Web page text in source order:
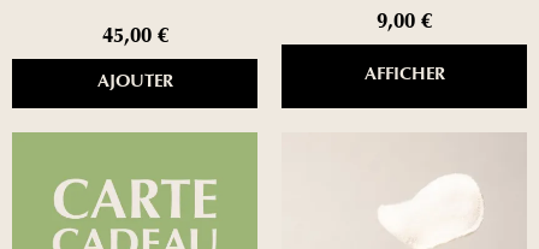
45,00 €
AJOUTER
9,00 €
AFFICHER